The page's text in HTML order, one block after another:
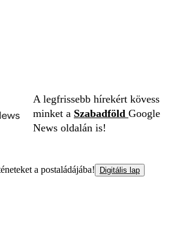
A legfrissebb hírekért kövess
minket a Szabadföld Google
News oldalán is!
a postaládájába!
Digitális lap